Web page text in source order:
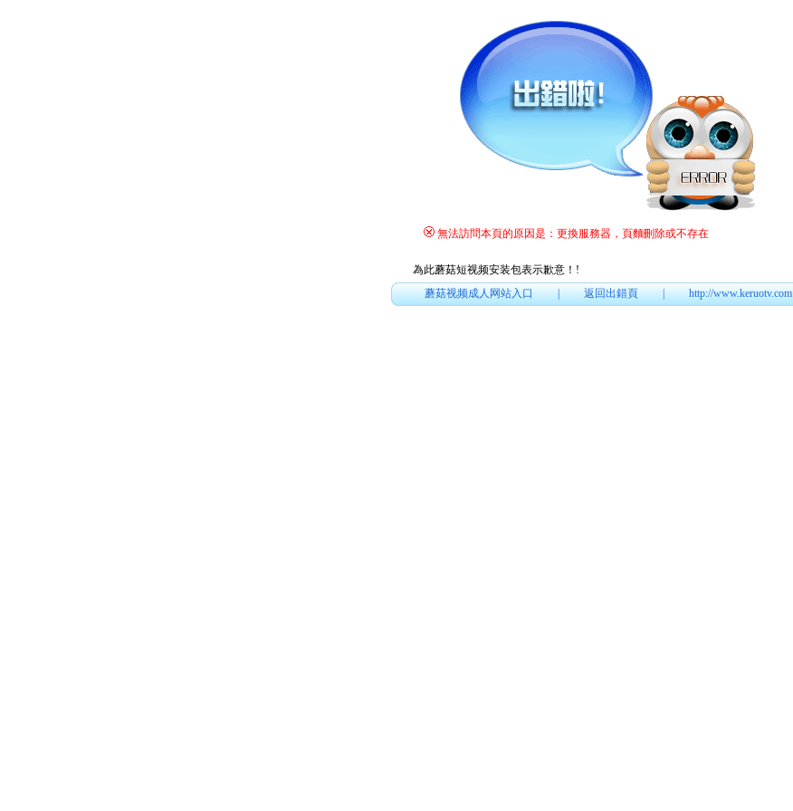
無法訪問本頁的原因是：更換服務器，頁麵刪除或不存在
為此蘑菇短视频安装包表示歉意！ !
蘑菇视频成人网站入口|返回出錯頁|http://www.keruotv.com